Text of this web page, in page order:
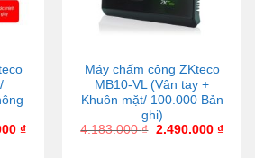
₫
Máy chấm công ZKteco
MB10-VL (Vân tay +
Khuôn mặt/ 100.000 Bản
ghi)
4.183.000₫ 2.490.000 ₫